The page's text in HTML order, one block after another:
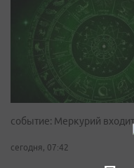
событие: Меркурий
сегодня, 07:42